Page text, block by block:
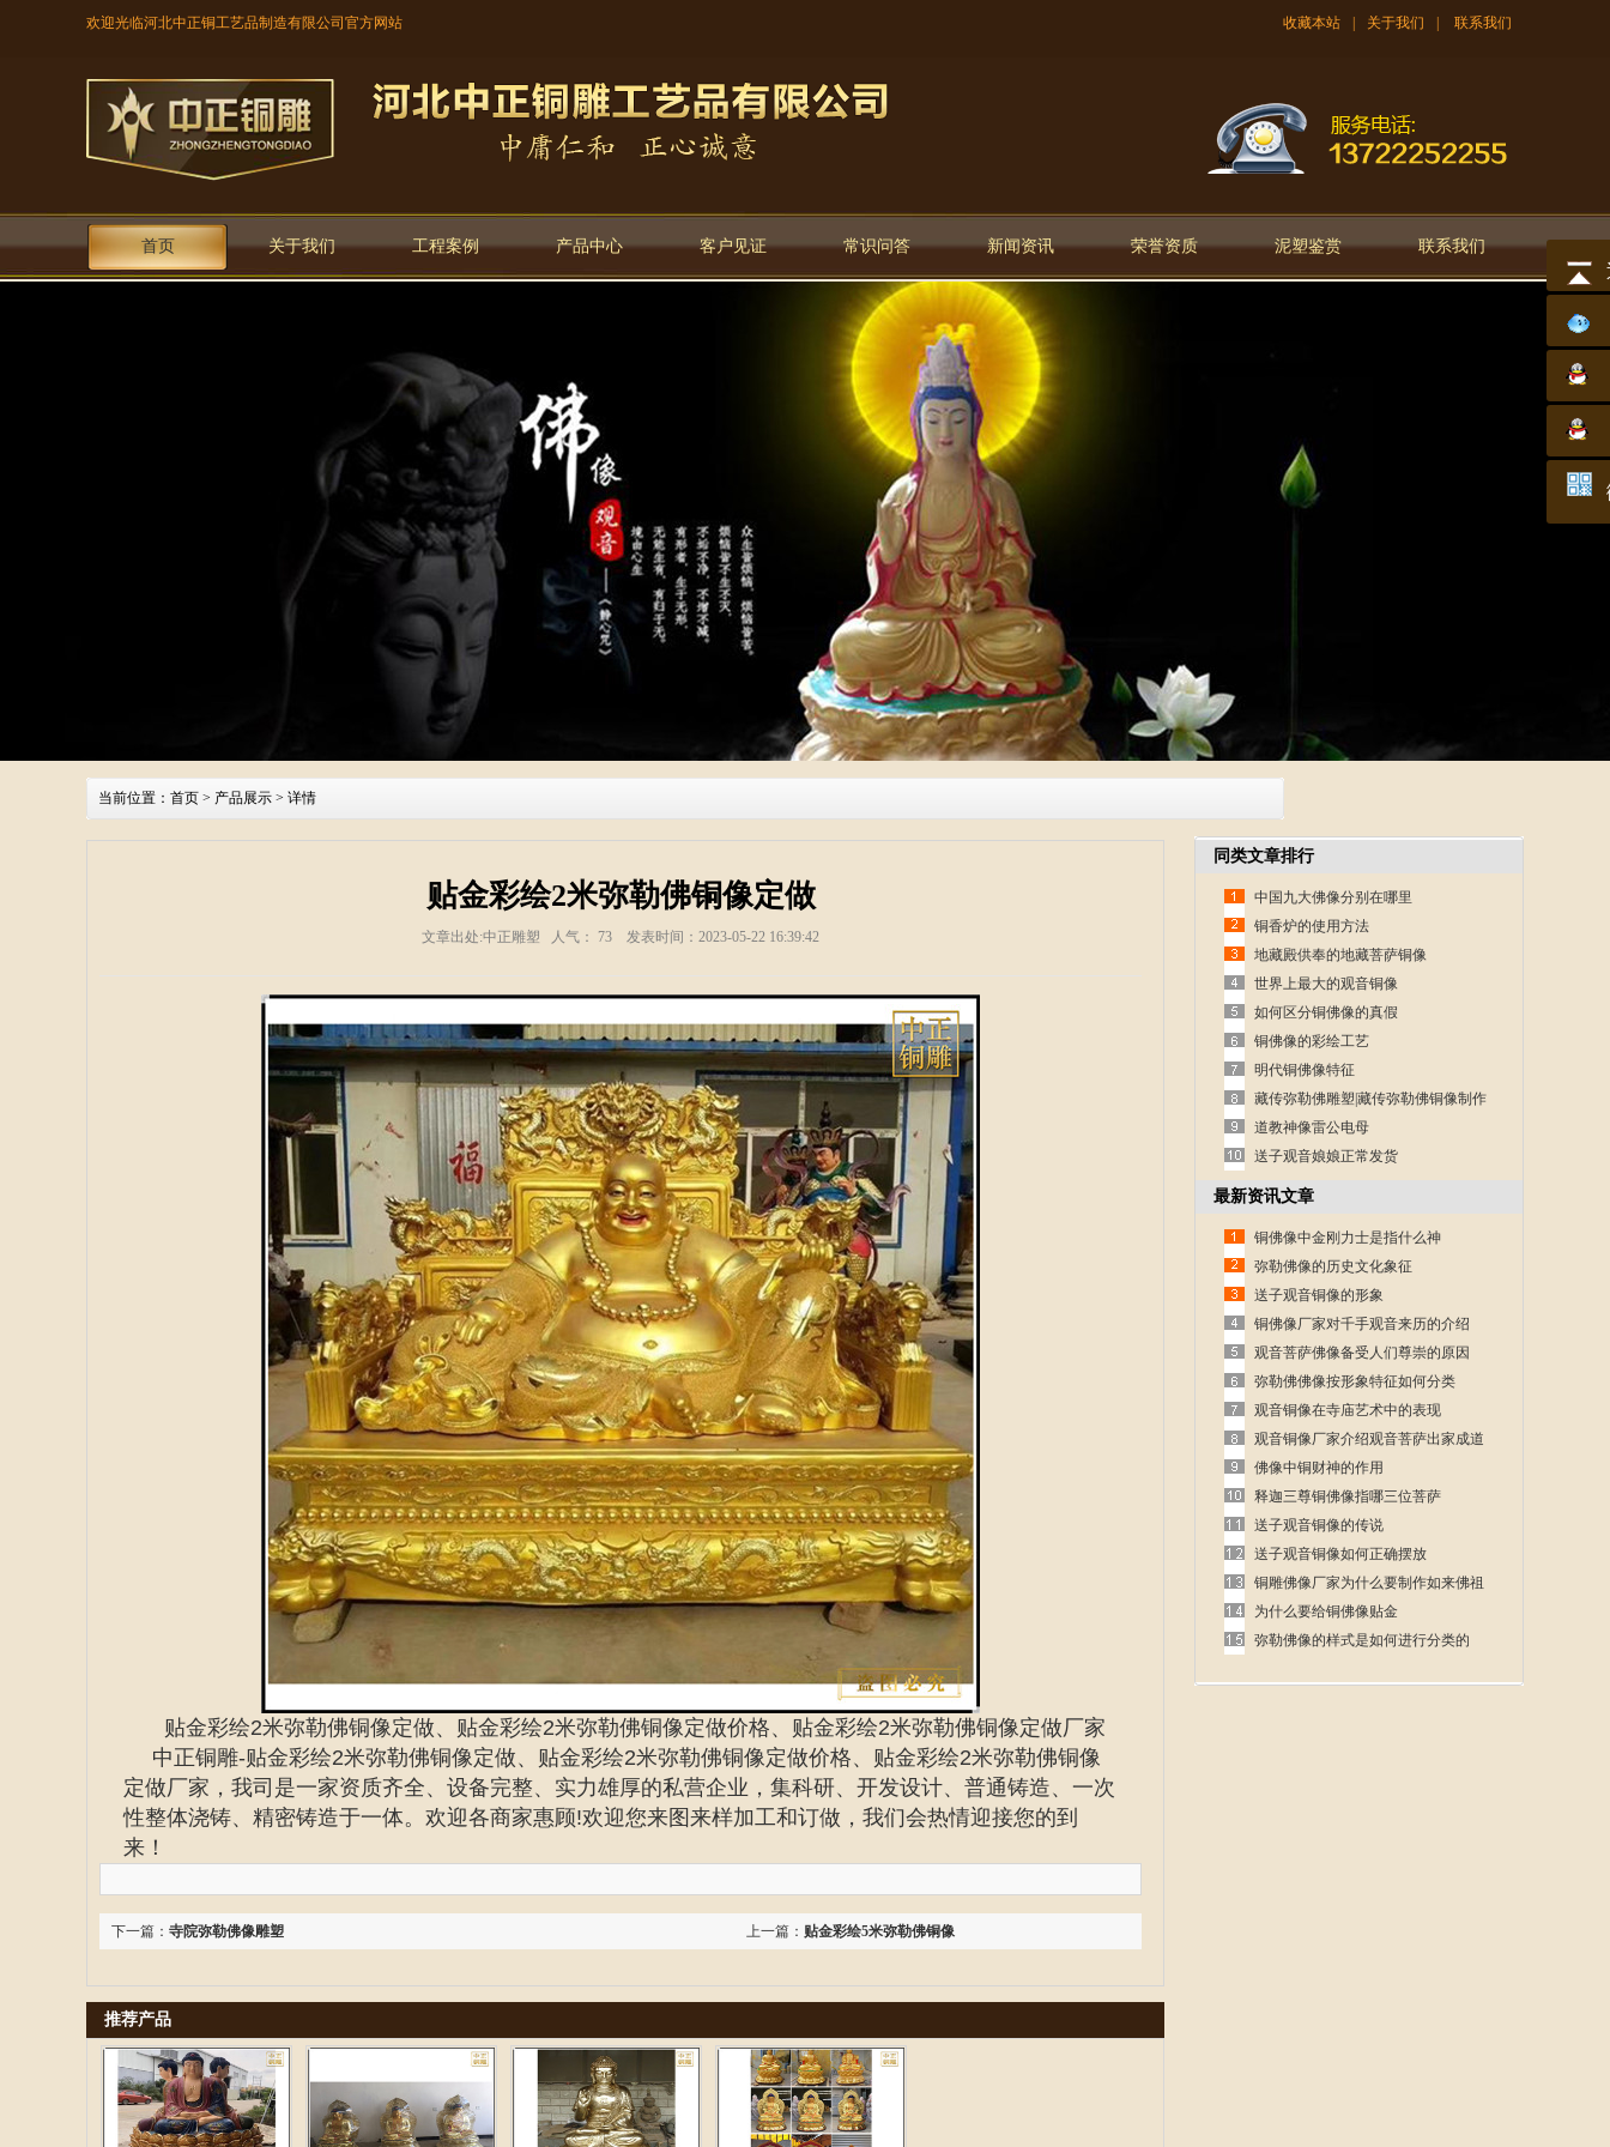
欢迎光临河北中正铜工艺品制造有限公司官方网站 收藏本站 关于我们 联系我们
首页 关于我们 工程案例 产品中心 客户见证 常识问答 新闻资讯 荣誉资质 泥塑鉴赏 联系我们
当前位置： 首页 > 产品展示 > 详情
贴金彩绘2米弥勒佛铜像定做
文章出处:中正雕塑 人气： 73 发表时间：2023-05-22 16:39:42
贴金彩绘2米弥勒佛铜像定做、贴金彩绘2米弥勒佛铜像定做价格、贴金彩绘2米弥勒佛铜像定做厂家
中正铜雕-贴金彩绘2米弥勒佛铜像定做、贴金彩绘2米弥勒佛铜像定做价格、贴金彩绘2米弥勒佛铜像
定做厂家 ，我司是一家资质齐全、设备完整、实力雄厚的私营企业，集科研、开发设计、普通铸造、一次
性整体浇铸、精密铸造于一体。欢迎各商家惠顾!欢迎您来图来样加工和订做，我们会热情迎接您的到
来！
上一篇： 贴金彩绘5米弥勒佛铜像
下一篇： 寺院弥勒佛像雕塑
推荐产品
同类文章排行
中国九大佛像分别在哪里
铜香炉的使用方法
地藏殿供奉的地藏菩萨铜像
世界上最大的观音铜像
如何区分铜佛像的真假
铜佛像的彩绘工艺
明代铜佛像特征
藏传弥勒佛雕塑|藏传弥勒佛铜像制作
道教神像雷公电母
送子观音娘娘正常发货
最新资讯文章
铜佛像中金刚力士是指什么神
弥勒佛像的历史文化象征
送子观音铜像的形象
铜佛像厂家对千手观音来历的介绍
观音菩萨佛像备受人们尊崇的原因
弥勒佛佛像按形象特征如何分类
观音铜像在寺庙艺术中的表现
观音铜像厂家介绍观音菩萨出家成道
的故事
佛像中铜财神的作用
释迦三尊铜佛像指哪三位菩萨
送子观音铜像的传说
送子观音铜像如何正确摆放
铜雕佛像厂家为什么要制作如来佛祖
呢
为什么要给铜佛像贴金
弥勒佛像的样式是如何进行分类的